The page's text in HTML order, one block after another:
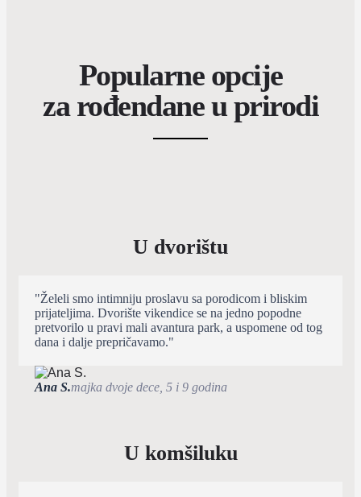
Popularne opcije
za rođendane u prirodi
U komšiluku
U dvorištu
"Želeli smo intimniju proslavu sa porodicom i bliskim
prijateljima. Dvorište vikendice se na jedno popodne
pretvorilo u pravi mali avantura park, a uspomene od tog
dana i dalje prepričavamo."
Ana S.majka dvoje dece, 5 i 9 godina